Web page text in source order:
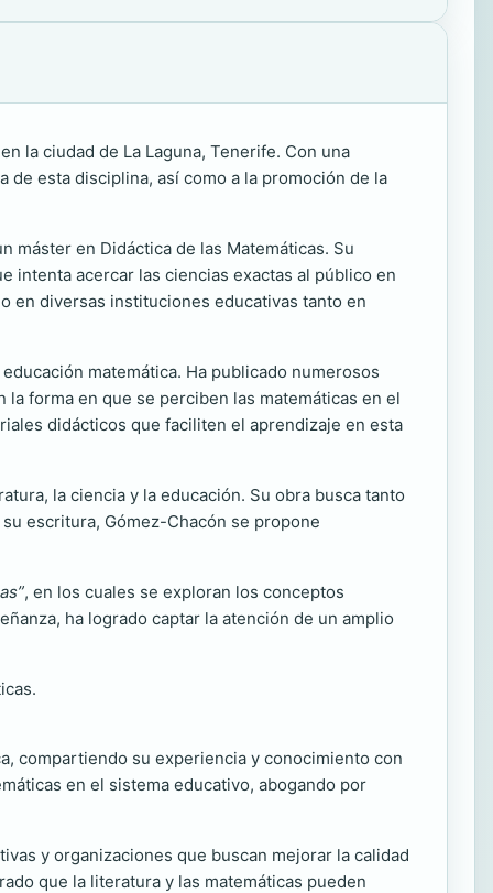
la ciudad de La Laguna, Tenerife. Con una
de esta disciplina, así como a la promoción de la
máster en Didáctica de las Matemáticas. Su
intenta acercar las ciencias exactas al público en
en diversas instituciones educativas tanto en
matemática. Ha publicado numerosos
forma en que se perciben las matemáticas en el
didácticos que faciliten el aprendizaje en esta
la ciencia y la educación. Su obra busca tanto
escritura, Gómez-Chacón se propone
, en los cuales se exploran los conceptos
ha logrado captar la atención de un amplio
compartiendo su experiencia y conocimiento con
en el sistema educativo, abogando por
y organizaciones que buscan mejorar la calidad
que la literatura y las matemáticas pueden